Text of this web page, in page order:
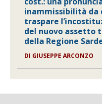
inammissibilità da
traspare
del nuovo assetto
della Regione
DI GIUSEPPE ARCONZO